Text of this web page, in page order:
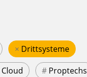
× Drittsysteme
Cloud # Proptechs